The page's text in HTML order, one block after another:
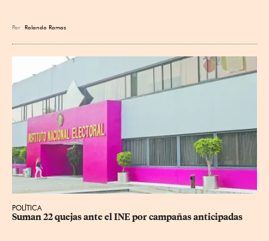
Por Rolando Ramos
POLÍTICA
Suman 22 quejas ante el INE por campañas anticipadas